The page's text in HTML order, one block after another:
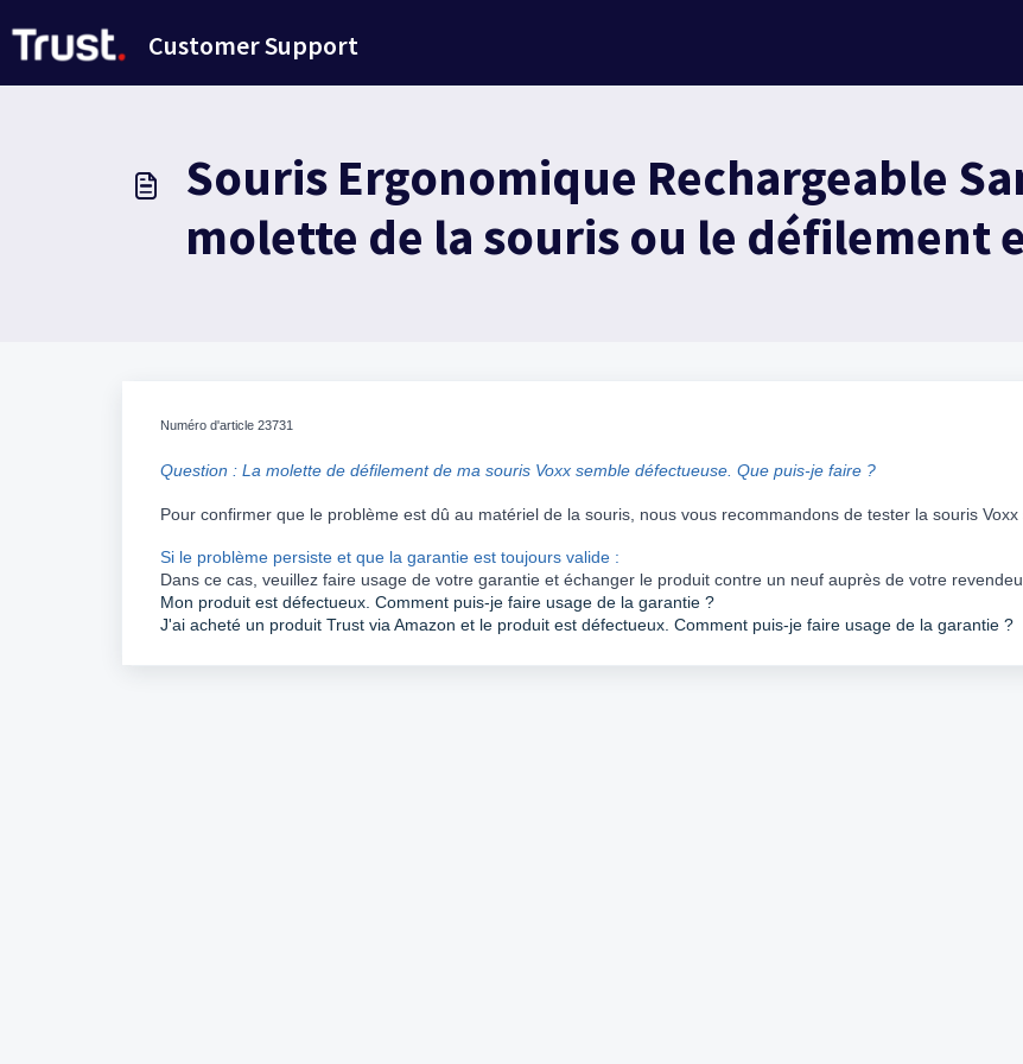
Customer Support
Souris Ergonomique Rechargeable
molette de la souris ou le défilement
Numéro d'article 23731
Question : La molette de défilement de ma souris Voxx semble défectueuse. Que puis-je faire ?
Pour confirmer que le problème est dû au matériel de la souris, nous vous recommandons de tester la souris Voxx
Si le problème persiste et que la garantie est toujours valide :
Dans ce cas, veuillez faire usage de votre garantie et échanger le produit contre un neuf auprès de votre
Mon produit est défectueux. Comment puis-je faire usage de la garantie ?
J'ai acheté un produit Trust via Amazon et le produit est défectueux. Comment puis-je faire usage de la garantie ?